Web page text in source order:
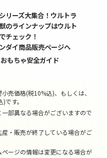
リーズ大集合！ウルトラ
のラインナップはウルト
チェック！
ダイ商品販売ページへ
もちゃ安全ガイド
売価格(税10%込)、もしくは、
です。
部異なる場合がございますので
・販売が終了している場合がご
ージの情報は変更になる場合が